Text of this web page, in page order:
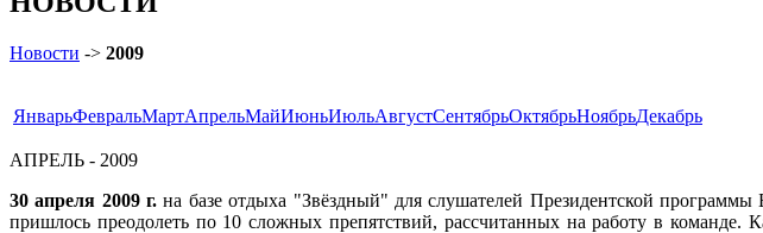
Новости -> 2009
ЯнварьФевральМартАпрельМайИюньИюльАвгустСентябрьОктябрьНоябрьДекабрь
АПРЕЛЬ - 2009
30 апреля 2009 г. на базе отдыха "Звёздный" для слушателей Президентской
пришлось преодолеть по 10 сложных препятствий, рассчитанных на работу в